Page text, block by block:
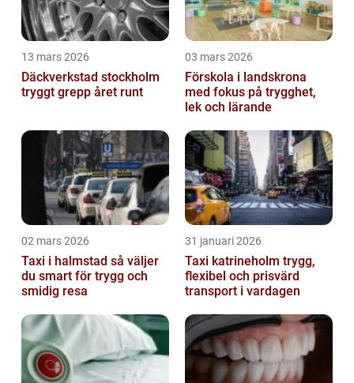
13 mars 2026
Däckverkstad stockholm
tryggt grepp året runt
03 mars 2026
Förskola i landskrona
med fokus på trygghet,
lek och lärande
02 mars 2026
Taxi i halmstad så väljer
du smart för trygg och
smidig resa
31 januari 2026
Taxi katrineholm trygg,
flexibel och prisvärd
transport i vardagen